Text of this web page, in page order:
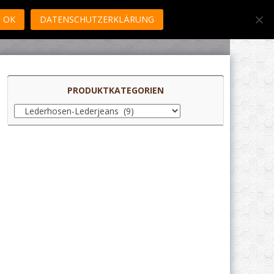
PRODUKTKATEGORIEN
OK DATENSCHUTZERKLÄRUNG